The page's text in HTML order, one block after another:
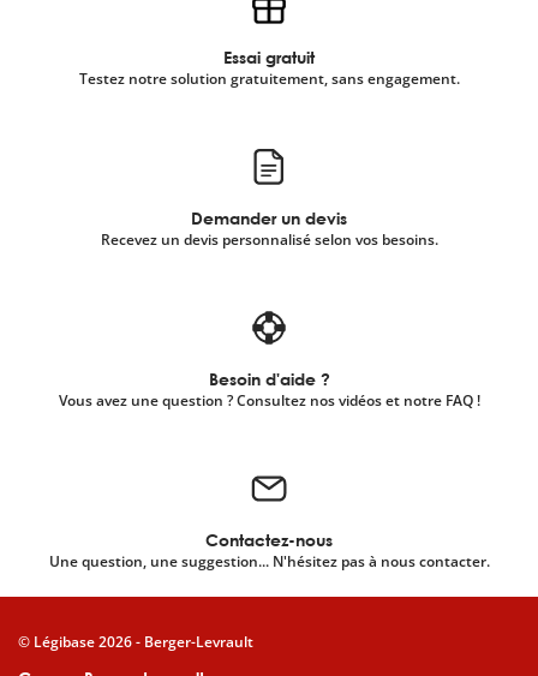
Essai gratuit
Testez notre solution gratuitement, sans engagement.
Demander un devis
Recevez un devis personnalisé selon vos besoins.
Besoin d'aide ?
Vous avez une question ? Consultez nos vidéos et notre FAQ !
Contactez-nous
Une question, une suggestion... N'hésitez pas à nous contacter.
© Légibase 2026 - Berger-Levrault